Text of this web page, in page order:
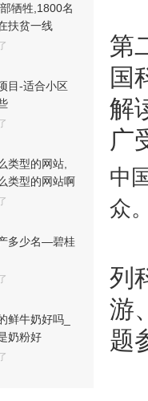
第
国
解
广
中
众
列
游
题
牺牲,1800名
扶贫一线
目-适合小区
类型的网站,
类型的网站啊
多少名—碧桂
鲜牛奶好吗_
奶粉好